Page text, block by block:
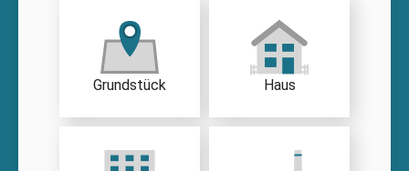
Grundstück Haus